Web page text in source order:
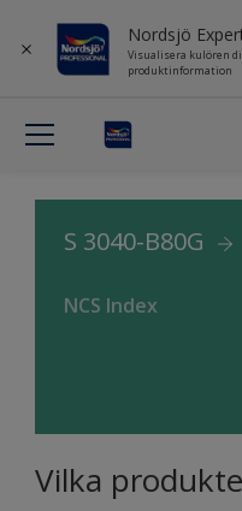
Nordsjö
Visualisera kulören
produktinformation
S 3040-B80G
NCS Index
Vilka